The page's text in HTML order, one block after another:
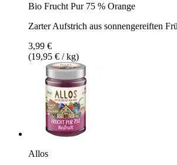
Bio Frucht Pur 75 % Orange
Zarter Aufstrich aus sonnengereiften
3,99 €
(19,95 € / kg)
Allos